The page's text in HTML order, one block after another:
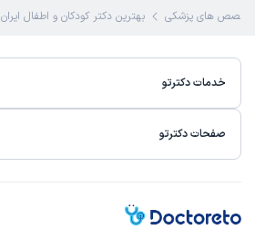
تخصص های پزشکی بهترین دکتر کودکان و اطفال ایران
خدمات دکترتو
صفحات دکترتو